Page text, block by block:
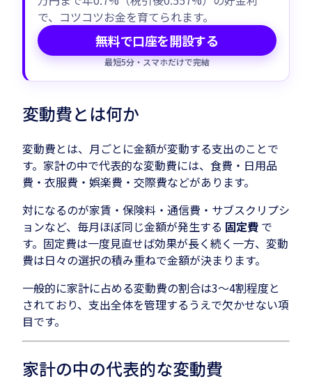
で、コツコツお金を育てられます。
無料で口座を開設する
最短5分・スマホだけで完結
変動費とは何か
変動費とは、月ごとに金額が変動する支出のことで
す。家計の中で代表的な変動費には、食費・日用品
費・衣服費・娯楽費・交際費などがあります。
対になるのが家賃・保険料・通信費・サブスクリプシ
ョンなど、毎月ほぼ同じ金額が発生する 固定費 で
す。固定費は一度見直せば効果が長く続く一方、変動
費は日々の選択の積み重ねで金額が決まります。
一般的に家計に占める変動費の割合は3〜4割程度と
されており、支出全体を管理するうえで欠かせない項
目です。
家計の中の代表的な変動費